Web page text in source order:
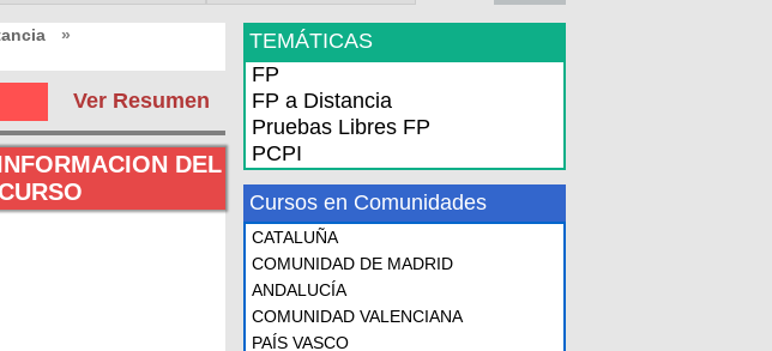
»
Ver Resumen
DEL
TEMÁTICAS
FP
FP a Distancia
Pruebas Libres FP
PCPI
Cursos en Comunidades
CATALUÑA
COMUNIDAD DE MADRID
ANDALUCÍA
COMUNIDAD VALENCIANA
PAÍS VASCO